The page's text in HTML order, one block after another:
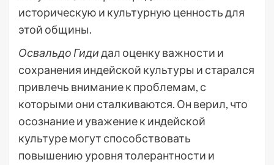
историческую и культурную ценность для
этой общины.
Освальдо Гидидал оценку важности и
сохранения индейской культуры и старался
привлечь внимание к проблемам, с
которыми они сталкиваются. Он верил, что
осознание и уважение к индейской
культуре могут способствовать
повышению уровня толерантности и